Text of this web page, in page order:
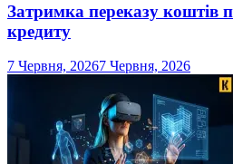
Затримка переказу коштів
кредиту
7 Червня, 20267 Червня, 2026